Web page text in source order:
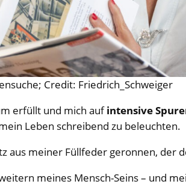
Credit: Friedrich_Schweiger
erfüllt und mich aufintensive
Leben schreibend zu beleuchten.
aus meiner Füllfeder geronnen, der
meines Mensch-Seins – und